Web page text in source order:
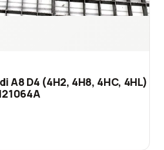
A8 D4 (4H2, 4H8, 4HC, 4HL)